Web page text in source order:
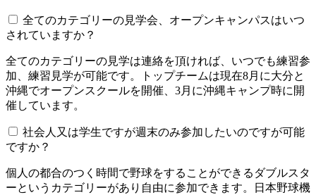
全てのカテゴリーの見学会、オープンキャンパスはいつ
されていますか？​​​​​
全てのカテゴリーの見学は連絡を頂ければ、いつでも練習参
加、練習見学が可能です。トップチームは現在8月に大分と
沖縄でオープンスクールを開催、3月に沖縄キャンプ時に開
催しています。
社会人又は学生ですが週末のみ参加したいのですが可能
ですか？
個人の都合のつく時間で野球をすることができるダブルスタ
ーというカテゴリーがあり自由に参加できます。日本野球機